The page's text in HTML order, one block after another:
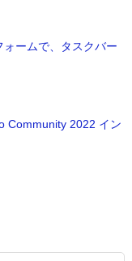
ォームで、タスクバー
Community 2022 イン